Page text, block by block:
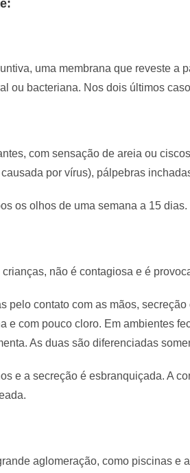
uma membrana que reveste a
ou bacteriana. Nos dois últimos
com sensação de areia ou
por vírus), pálpebras
os olhos de uma semana a 15 dias.
não é contagiosa e é
pelo contato com as mãos,
e com pouco cloro. Em ambientes
As duas são diferenciadas
e a secreção é esbranquiçada. A
aglomeração, como piscinas e